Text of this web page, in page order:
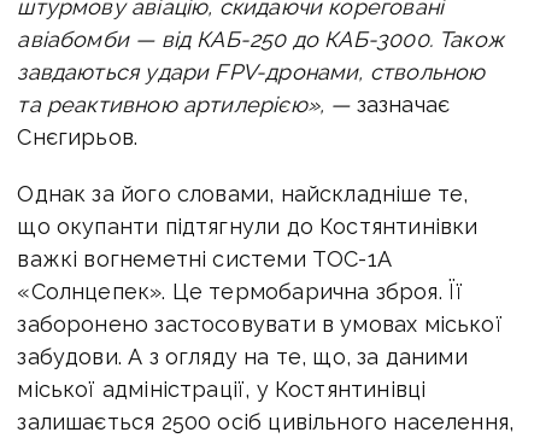
штурмову авіацію, скидаючи кореговані
авіабомби — від КАБ-250 до КАБ-3000. Також
завдаються удари FPV-дронами, ствольною
та реактивною артилерією», —зазначає
Снєгирьов.
Однак за його словами, найскладніше те,
що окупанти підтягнули до Костянтинівки
важкі вогнеметні системи ТОС-1А
«Солнцепек». Це термобарична зброя. Її
заборонено застосовувати в умовах міської
забудови. А з огляду на те, що, за даними
міської адміністрації, у Костянтинівці
залишається 2500 осіб цивільного населення,